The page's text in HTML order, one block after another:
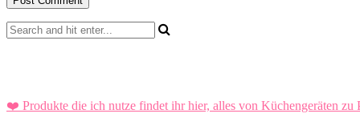
❤️ Produkte die ich nutze findet ihr hier, alles von Küchengeräten zu